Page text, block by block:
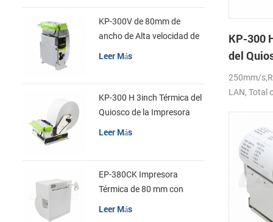
de metal,
y rápida
KP-300
del
250mm/
LAN, Total
KP-300V de 80mm de
ancho de Alta velocidad de
la Impresora Térmica del
Leer Más
KP-300 H 3inch Térmica del
Quiosco de la Impresora
Módulo de
Leer Más
EP-380CK Impresora
Térmica de 80 mm con
Leer Más